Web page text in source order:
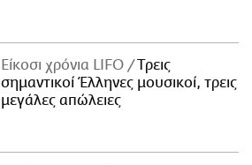
Είκοσι χρόνια LIFO
Tρεις
σημαντικοί Έλληνες μουσικοί, τρεις
μεγάλες απώλειες